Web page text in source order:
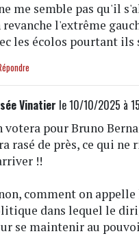
me semble pas qu'il
revanche l'extrême
les écolos pourtant ils
Vinatier le 10/10/2025 à
votera pour Bruno
rasé de près, ce qui ne
!!
comment on
dans lequel le
se maintenir au